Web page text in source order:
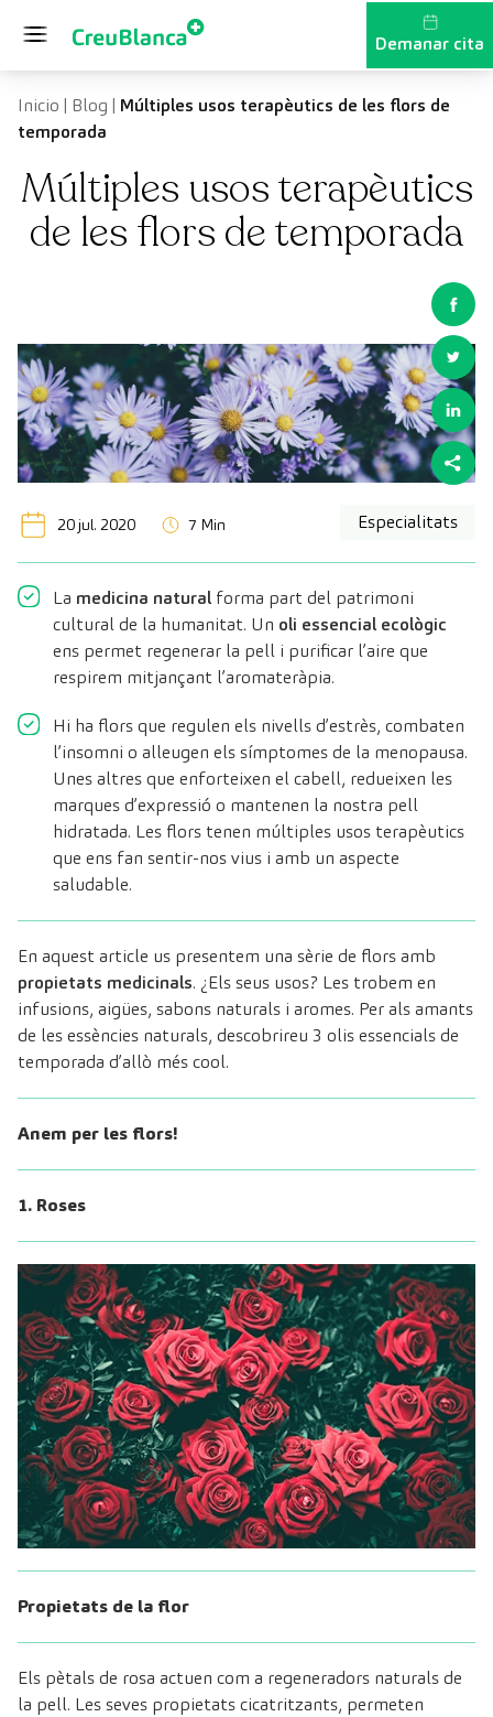
Demanar cita
Inicio | Blog | Múltiples usos terapèutics de les flors de
temporada
Múltiples usos terapèutics
de les flors de temporada
20 jul. 2020 7 Min Especialitats
La medicina natural forma part del patrimoni
cultural de la humanitat. Un oli essencial ecològic
ens permet regenerar la pell i purificar l’aire que
respirem mitjançant l’aromateràpia.
Hi ha flors que regulen els nivells d’estrès, combaten
l’insomni o alleugen els símptomes de la menopausa.
Unes altres que enforteixen el cabell, redueixen les
marques d’expressió o mantenen la nostra pell
hidratada. Les flors tenen múltiples usos terapèutics
que ens fan sentir-nos vius i amb un aspecte
saludable.
En aquest article us presentem una sèrie de flors amb
propietats medicinals. ¿Els seus usos? Les trobem en
infusions, aigües, sabons naturals i aromes. Per als amants
de les essències naturals, descobrireu 3 olis essencials de
temporada d’allò més cool.
Anem per les flors!
1. Roses
Propietats de la flor
Els pètals de rosa actuen com a regeneradors naturals de
la pell. Les seves propietats cicatritzants, permeten